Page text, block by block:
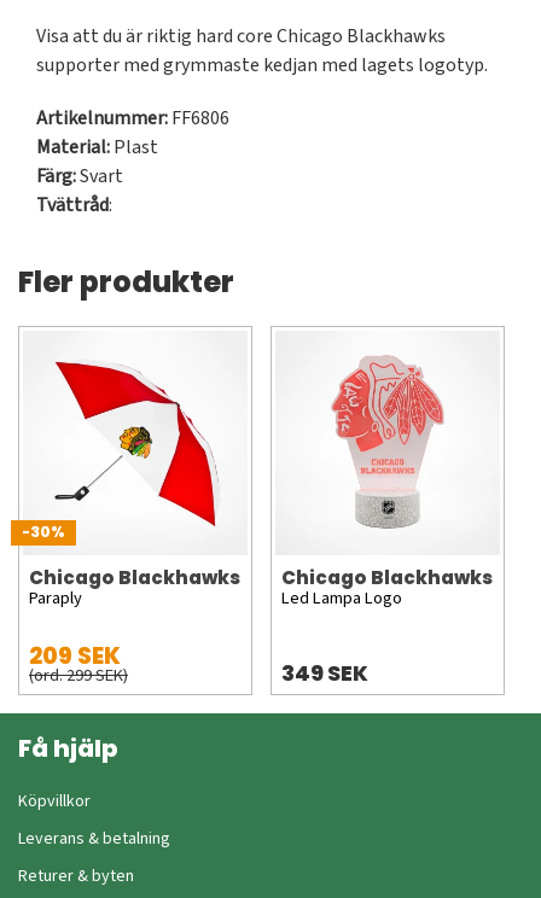
Visa att du är riktig hard core Chicago Blackhawks
supporter med grymmaste kedjan med lagets logotyp.
Artikelnummer:FF6806
Material:Plast
Färg:Svart
Tvättråd:
Fler produkter
-30%
Chicago Blackhawks
Paraply
209 SEK
(ord. 299 SEK)
Chicago Blackhawks
Led Lampa Logo
349 SEK
Få hjälp
Köpvillkor
Leverans & betalning
Returer & byten